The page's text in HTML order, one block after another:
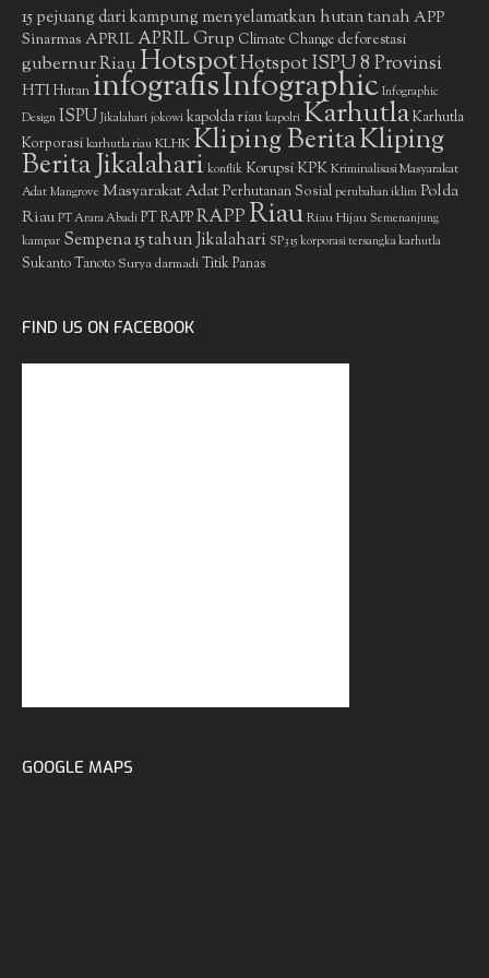
15 pejuang dari kampung menyelamatkan hutan tanah APP
Sinarmas APRIL APRIL Grup Climate Change deforestasi
gubernur RiauHotspotHotspot ISPU 8 Provinsi
HTIHutan infografisInfographic Infographic
Design ISPU Jikalahari jokowi kapolda riau kapolri KarhutlaKarhutla
Korporasikarhutla riauKLHKKliping BeritaKliping
Berita Jikalahari konflik Korupsi KPKKriminalisasi Masyarakat
Adat Mangrove Masyarakat AdatPerhutanan Sosial perubahan iklim Polda
Riau PT Arara Abadi PT RAPPRAPPRiauRiau Hijau Semenanjung
kampar Sempena 15 tahun Jikalahari SP3 15 korporasi tersangka karhutla
Sukanto Tanoto Surya darmadiTitik Panas
FIND US ON FACEBOOK
GOOGLE MAPS